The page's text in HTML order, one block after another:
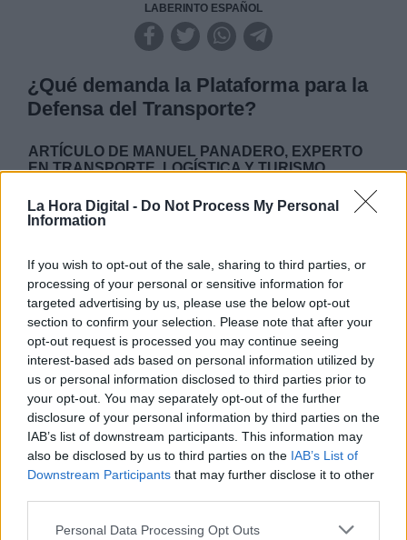
La Hora Digital - Do Not Process My Personal
Information
If you wish to opt-out of the sale, sharing to third parties, or
processing of your personal or sensitive information for
targeted advertising by us, please use the below opt-out
section to confirm your selection. Please note that after your
opt-out request is processed you may continue seeing
interest-based ads based on personal information utilized by
us or personal information disclosed to third parties prior to
your opt-out. You may separately opt-out of the further
disclosure of your personal information by third parties on the
IAB’s list of downstream participants. This information may
also be disclosed by us to third parties on the IAB’s List of
Downstream Participants that may further disclose it to other
Personal Data Processing Opt Outs
LABERINTO ESPAÑOL
¿Qué demanda la Plataforma para la
Defensa del Transporte?
ARTÍCULO DE MANUEL PANADERO, EXPERTO
EN TRANSPORTE, LOGÍSTICA Y TURISMO
VIERNES, 11 NOVIEMBRE 2022
La Plataforma ha convocado nuevos paros que amenazan con